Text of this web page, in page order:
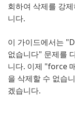
회하여 삭제를 강
니다.
이 가이드에서는
없습니다" 문제를
니다. 이제 "force
을 삭제할 수 없습
겠습니다.